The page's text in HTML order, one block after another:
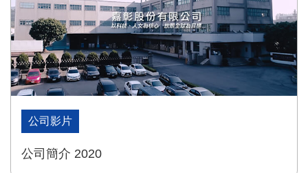
公司影片
公司簡介 2020